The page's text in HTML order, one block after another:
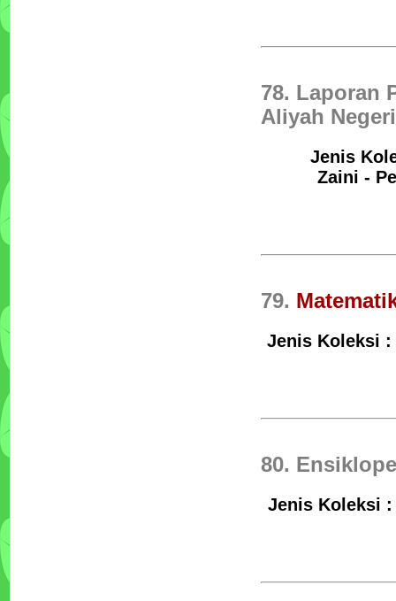
78. Laporan
Aliyah
Jenis
Zaini -
79.
Jenis Koleksi :
80.
Jenis Koleksi
Tata Boga Industri